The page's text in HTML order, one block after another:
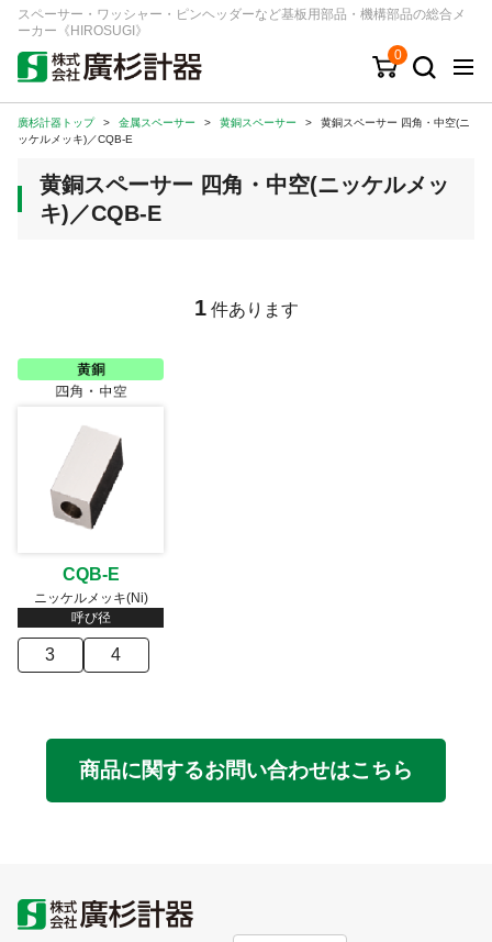
スペーサー・ワッシャー・ピンヘッダーなど基板用部品・機構部品の総合メ
ーカー《HIROSUGI》
0
キーワード 品番/シリーズ
商品カテゴリから探す
ジャンルから探す
注文・見積りについて
ご利用ガイド
お問い合わせ窓口
会社情報
廣杉計器トップ > 金属スペーサー > 黄銅スペーサー >
黄銅スペーサー 四角・中空(ニ
ッケルメッキ)／CQB-E
黄銅スペーサー 四角・中空(ニッケルメッ
キ)／CQB-E
1 件あります
CQB-E
ニッケルメッキ(Ni)
呼び径
3 4
商品に関するお問い合わせはこちら